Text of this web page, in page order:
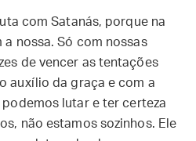
com Satanás, porque na
nossa. Só com nossas
de vencer as tentações
auxílio da graça e com a
lutar e ter certeza
não estamos sozinhos. Ele